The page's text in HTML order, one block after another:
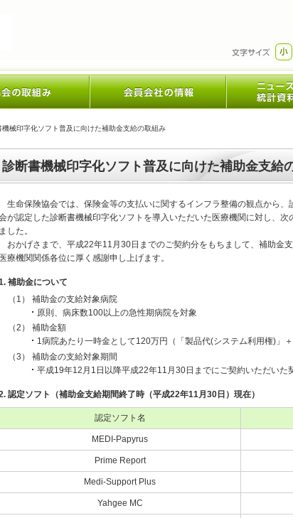
機械印字化ソフト普及に向けた補助金支給の取組み
診断書機械印字化ソフト普及に向けた補助金支給
生命保険協会では、保険金等の支払いに関するインフラ整備の観点から
が認定した診断書機械印字化ソフトを導入いただいた医療機関に対し、
ました。
おかげさまで、平成22年11月30日までのご契約分をもちまして、補助金
医療機関関係各位に厚く感謝申し上げます。
補助金について
（1） 補助金の支給対象病院
原則、病床数100以上の急性期病院を対象
（2） 補助金額
1病院あたり一時金として120万円（「製品代(システム利用権)」＋
（3） 補助金の支給対象期間
平成19年12月1日以降平成22年11月30日までにご契約いただいた
認定ソフト（補助金支給期間終了時（平成22年11月30日）現在）
認定ソフト名
MEDI-Papyrus
Prime Report
Medi-Support Plus
Yahgee MC